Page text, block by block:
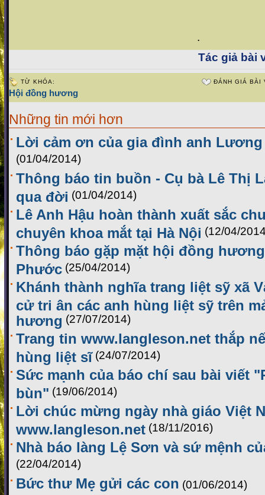
.
Tác giả bài
TỪ KHÓA:
Hội đồng hương
ĐÁNH GIÁ BÀI
Những tin mới hơn
Lời cảm ơn của gia đình anh Lương
(01/04/2014)
Thông báo tin buồn - Cụ bà Lê Thị
qua đời (01/04/2014)
Lê Anh Hậu hoàn thành xuất sắc
chuyên khoa mắt tại Hà Nội (12/04/
Thông báo gặp mặt hội đồng
Phước (25/04/2014)
Khánh thành nghĩa trang liệt sỹ xã
cử tri ân các anh hùng liệt sỹ trên
hương (27/07/2014)
Trang tin www.langleson.net thắp
hùng liệt sĩ (24/07/2014)
Sức mạnh của báo chí sau bài viết
bùn" (19/06/2014)
Lời chúc mừng ngày nhà giáo Việt
www.langleson.net (18/11/2016)
Nhà báo làng Lệ Sơn và sứ mệnh
(22/04/2014)
Bức thư Mẹ gửi các con (01/06/2014)